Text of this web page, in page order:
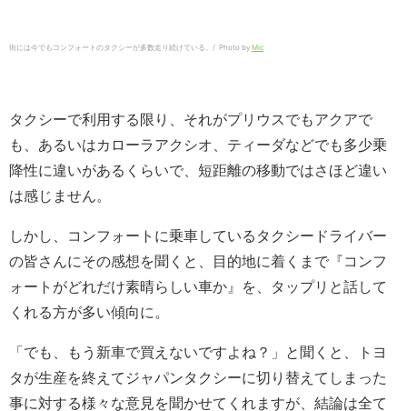
街には今でもコンフォートのタクシーが多数走り続けている。/ Photo by Mic
タクシーで利用する限り、それがプリウスでもアクアで
も、あるいはカローラアクシオ、ティーダなどでも多少乗
降性に違いがあるくらいで、短距離の移動ではさほど違い
は感じません。
しかし、コンフォートに乗車しているタクシードライバー
の皆さんにその感想を聞くと、目的地に着くまで『コンフ
ォートがどれだけ素晴らしい車か』を、タップリと話して
くれる方が多い傾向に。
「でも、もう新車で買えないですよね？」と聞くと、トヨ
タが生産を終えてジャパンタクシーに切り替えてしまった
事に対する様々な意見を聞かせてくれますが、結論は全て